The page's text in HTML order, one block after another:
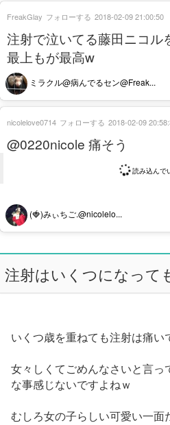
注射で泣いてる藤田ニコル
最上もが最高w
ミラクル@病んでるセン@Freak...
FreakGlay フォローする 2018-02-09 21:00:50
@0220nicole 痛そう
読み込んで
(🍓)みぃちご.@nicolelo...
nicolelove0714 フォローする 2018-02-09
注射はいくつになって
いくつ歳を重ねても注射は痛い
女々しくてごめんなさいと言っ
な事感じないですよねｗ
むしろ女の子らしい可愛い一面